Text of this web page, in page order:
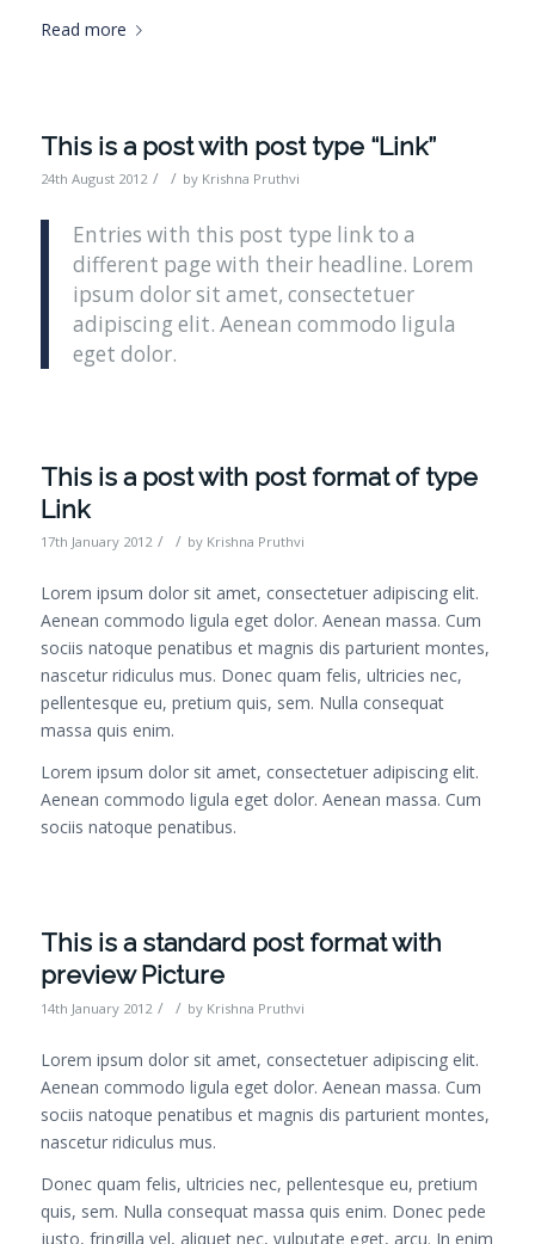
Read more
This is a post with post type “Link”
24th August 2012 / / by Krishna Pruthvi
Entries with this post type link to a
different page with their headline. Lorem
ipsum dolor sit amet, consectetuer
adipiscing elit. Aenean commodo ligula
eget dolor.
This is a post with post format of type
Link
17th January 2012 / / by Krishna Pruthvi
Lorem ipsum dolor sit amet, consectetuer adipiscing elit.
Aenean commodo ligula eget dolor. Aenean massa. Cum
sociis natoque penatibus et magnis dis parturient montes,
nascetur ridiculus mus. Donec quam felis, ultricies nec,
pellentesque eu, pretium quis, sem. Nulla consequat
massa quis enim.
Lorem ipsum dolor sit amet, consectetuer adipiscing elit.
Aenean commodo ligula eget dolor. Aenean massa. Cum
sociis natoque penatibus.
This is a standard post format with
preview Picture
14th January 2012 / / by Krishna Pruthvi
Lorem ipsum dolor sit amet, consectetuer adipiscing elit.
Aenean commodo ligula eget dolor. Aenean massa. Cum
sociis natoque penatibus et magnis dis parturient montes,
nascetur ridiculus mus.
Donec quam felis, ultricies nec, pellentesque eu, pretium
quis, sem. Nulla consequat massa quis enim. Donec pede
justo, fringilla vel, aliquet nec, vulputate eget, arcu. In enim